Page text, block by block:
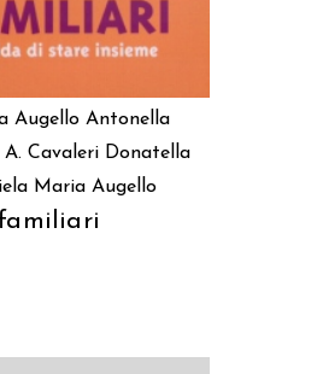
Augello Antonella
A. Cavaleri Donatella
Maria Augello